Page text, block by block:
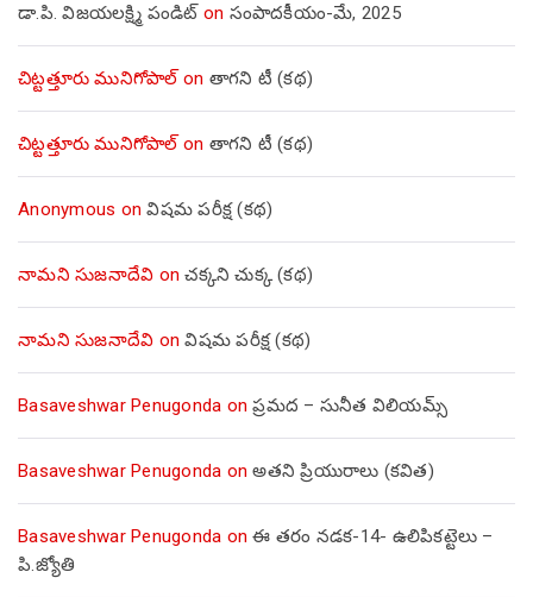
డా.పి. విజయలక్ష్మి పండిట్ on సంపాదకీయం-మే, 2025
చిట్టత్తూరు మునిగోపాల్on తాగని టీ (కథ)
చిట్టత్తూరు మునిగోపాల్on తాగని టీ (కథ)
Anonymous onవిషమ పరీక్ష (క‌థ‌)
నామని సుజనాదేవి onచక్కని చుక్క (కథ)
నామని సుజనాదేవి onవిషమ పరీక్ష (క‌థ‌)
Basaveshwar Penugonda onప్రమద – సునీత విలియమ్స్
Basaveshwar Penugonda onఅతని ప్రియురాలు (కవిత)
Basaveshwar Penugonda onఈ తరం నడక-14- ఉలిపికట్టెలు –
పి.జ్యోతి